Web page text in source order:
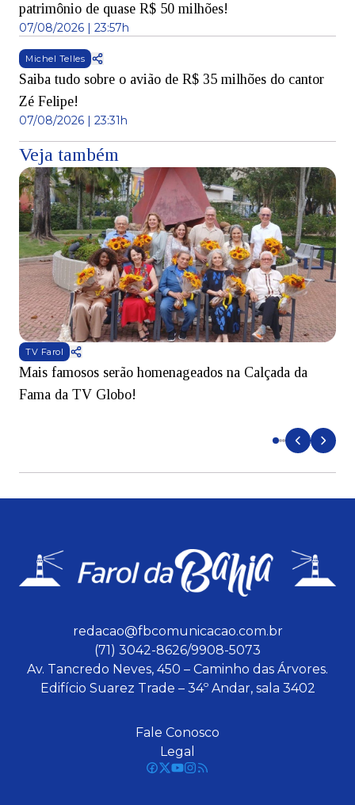
patrimônio de quase R$ 50 milhões!
07/08/2026 | 23:57h
Michel Telles
Saiba tudo sobre o avião de R$ 35 milhões do cantor
Zé Felipe!
07/08/2026 | 23:31h
Veja também
TV Farol
Mais famosos serão homenageados na Calçada da
Fama da TV Globo!
redacao@fbcomunicacao.com.br
(71) 3042-8626/9908-5073
Av. Tancredo Neves, 450 – Caminho das Árvores.
Edifício Suarez Trade – 34º Andar, sala 3402
Fale Conosco
Legal